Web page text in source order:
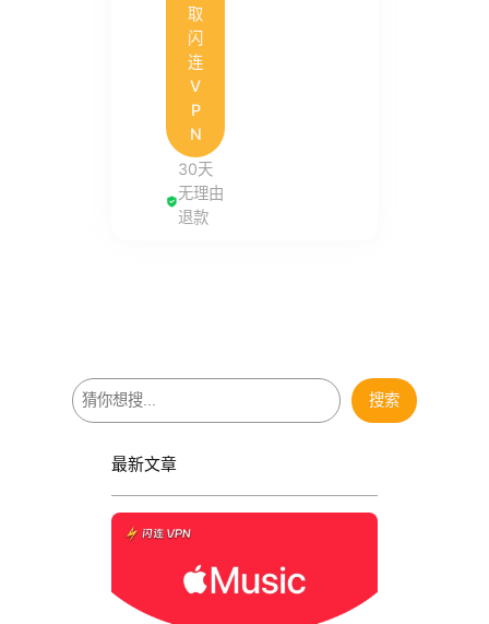
取
闪
连
V
P
N
30天
无理由
退款
搜
索
搜索
最新文章